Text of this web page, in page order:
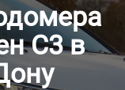
С3 в